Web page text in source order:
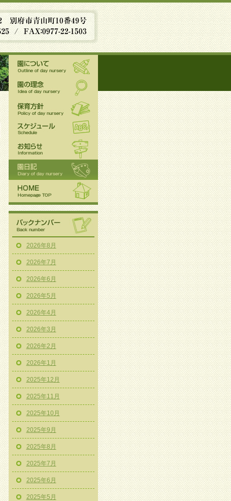
2026年8月
2026年7月
2026年6月
2026年5月
2026年4月
2026年3月
2026年2月
2026年1月
2025年12月
2025年11月
2025年10月
2025年9月
2025年8月
2025年7月
2025年6月
2025年5月